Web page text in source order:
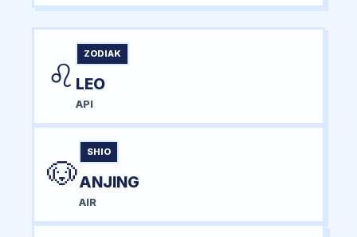
♌
ZODIAK
LEO
API
🐶
SHIO
ANJING
AIR